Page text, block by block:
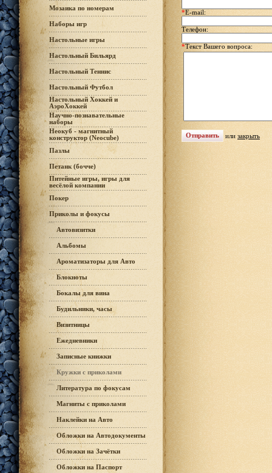
Мозаика по номерам
Наборы игр
Настольные игры
Настольный Бильярд
Настольный Теннис
Настольный Футбол
Настольный Хоккей и
АэроХоккей
Научно-познавательные
наборы
Неокуб - магнитный
конструктор (Neocube)
Пазлы
Петанк (бочче)
Питейные игры, игры для
весёлой компании
Покер
Приколы и фокусы
Автовизитки
Альбомы
Ароматизаторы для Авто
Блокноты
Бокалы для вина
Будильники, часы
Визитницы
Ежедневники
Записные книжки
Кружки с приколами
Литература по фокусам
Магниты с приколами
Наклейки на Авто
Обложки на Автодокументы
Обложки на Зачётки
Обложки на Паспорт
*E-mail:
Телефон:
*Текст Вашего вопроса:
или закрыть